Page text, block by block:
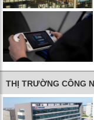
THỊ TRƯỜNG CÔNG